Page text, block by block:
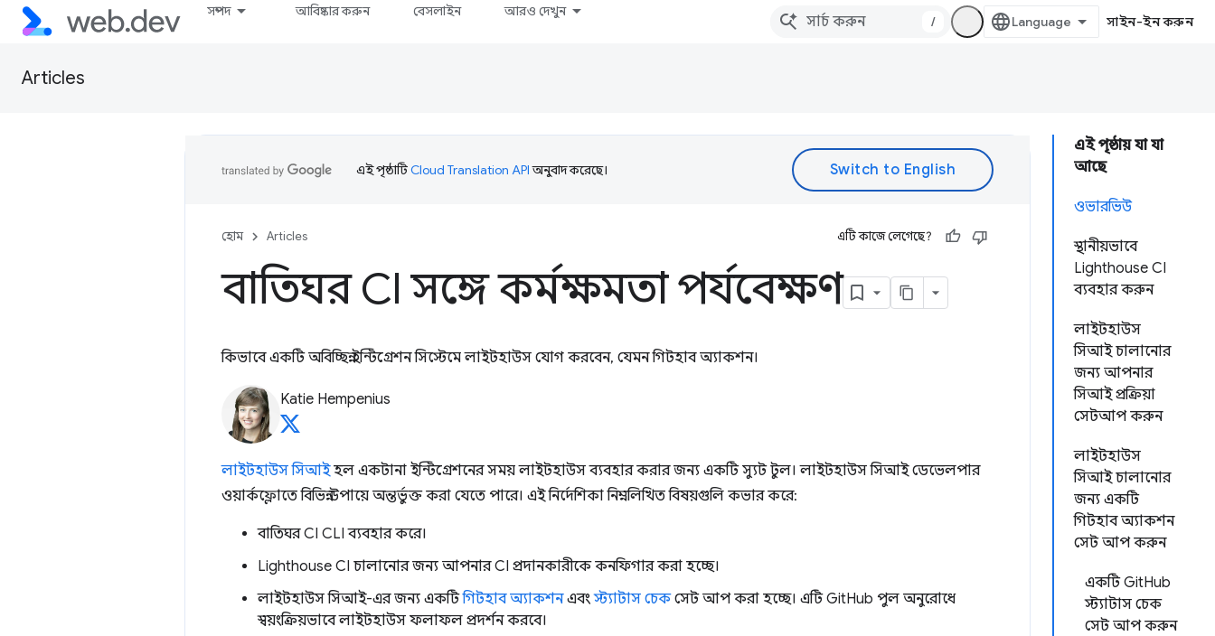
সম্পদ আবিষ্কার করুন বেসলাইন আরও দেখুন
/ সাইন-ইন করুন
Articles
এই পৃষ্ঠায় যা যা
আছে
ওভারভিউ
স্থানীয়ভাবে
Lighthouse CI
ব্যবহার করুন
লাইটহাউস
সিআই চালানোর
জন্য আপনার
সিআই প্রক্রিয়া
সেটআপ করুন
লাইটহাউস
সিআই চালানোর
জন্য একটি
গিটহাব অ্যাকশন
সেট আপ করুন
একটি GitHub
স্ট্যাটাস চেক
সেট আপ করুন
এই পৃষ্ঠাটিCloud Translation APIঅনুবাদ করেছে।
হোম Articles এটি কাজে লেগেছে?
বাতিঘর CI সঙ্গে কর্মক্ষমতা পর্যবেক্ষণ
কিভাবে একটি অবিচ্ছিন্ন ইন্টিগ্রেশন সিস্টেমে লাইটহাউস যোগ করবেন, যেমন গিটহাব অ্যাকশন।
Katie Hempenius
লাইটহাউস সিআইহল একটানা ইন্টিগ্রেশনের সময় লাইটহাউস ব্যবহার করার জন্য একটি স্যুট টুল। লাইটহাউস সিআই ডেভেলপার
ওয়ার্কফ্লোতে বিভিন্ন উপায়ে অন্তর্ভুক্ত করা যেতে পারে। এই নির্দেশিকা নিম্নলিখিত বিষয়গুলি কভার করে:
বাতিঘর CI CLI ব্যবহার করে।
Lighthouse CI চালানোর জন্য আপনার CI প্রদানকারীকে কনফিগার করা হচ্ছে।
লাইটহাউস সিআই-এর জন্য একটিগিটহাব অ্যাকশনএবংস্ট্যাটাস চেকসেট আপ করা হচ্ছে। এটি GitHub পুল অনুরোধে
স্বয়ংক্রিয়ভাবে লাইটহাউস ফলাফল প্রদর্শন করবে।